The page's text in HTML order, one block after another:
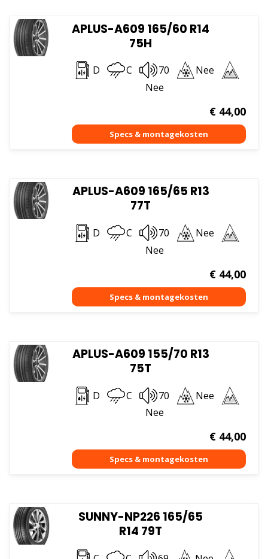
APLUS-A609 165/60 R14
75H
D C 70
Nee
Nee
€44,00
APLUS-A609 165/65 R13
77T
D C 70
Nee
Nee
€44,00
APLUS-A609 155/70 R13
75T
D C 70
Nee
Nee
€44,00
SUNNY-NP226 165/65
R14 79T